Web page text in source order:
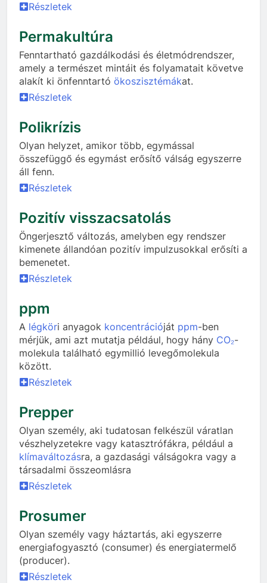
Részletek
Permakultúra
Fenntartható gazdálkodási és életmódrendszer,
amely a természet mintáit és folyamatait követve
alakít ki önfenntartó ökoszisztémákat.
Részletek
Polikrízis
Olyan helyzet, amikor több, egymással
összefüggő és egymást erősítő válság egyszerre
áll fenn.
Részletek
Pozitív visszacsatolás
Öngerjesztő változás, amelyben egy rendszer
kimenete állandóan pozitív impulzusokkal erősíti a
bemenetet.
Részletek
ppm
A légköri anyagok koncentrációját ppm-ben
mérjük, ami azt mutatja például, hogy hány CO₂-
molekula található egymillió levegőmolekula
között.
Részletek
Prepper
Olyan személy, aki tudatosan felkészül váratlan
vészhelyzetekre vagy katasztrófákra, például a
klímaváltozásra, a gazdasági válságokra vagy a
társadalmi összeomlásra
Részletek
Prosumer
Olyan személy vagy háztartás, aki egyszerre
energiafogyasztó (consumer) és energiatermelő
(producer).
Részletek